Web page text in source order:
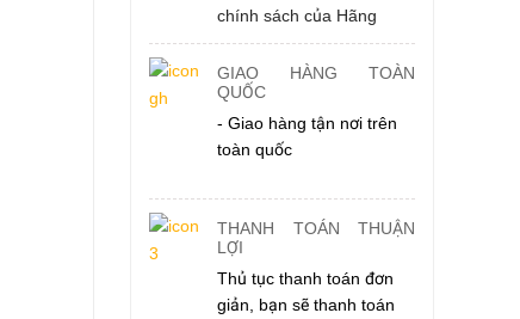
chính sách của Hãng
GIAO HÀNG TOÀN
QUỐC
- Giao hàng tận nơi trên
toàn quốc
THANH TOÁN THUẬN
LỢI
Thủ tục thanh toán đơn
giản, bạn sẽ thanh toán